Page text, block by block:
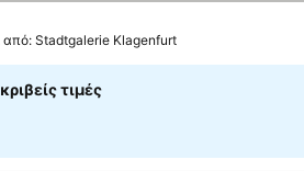
από: Stadtgalerie Klagenfurt
τιμές